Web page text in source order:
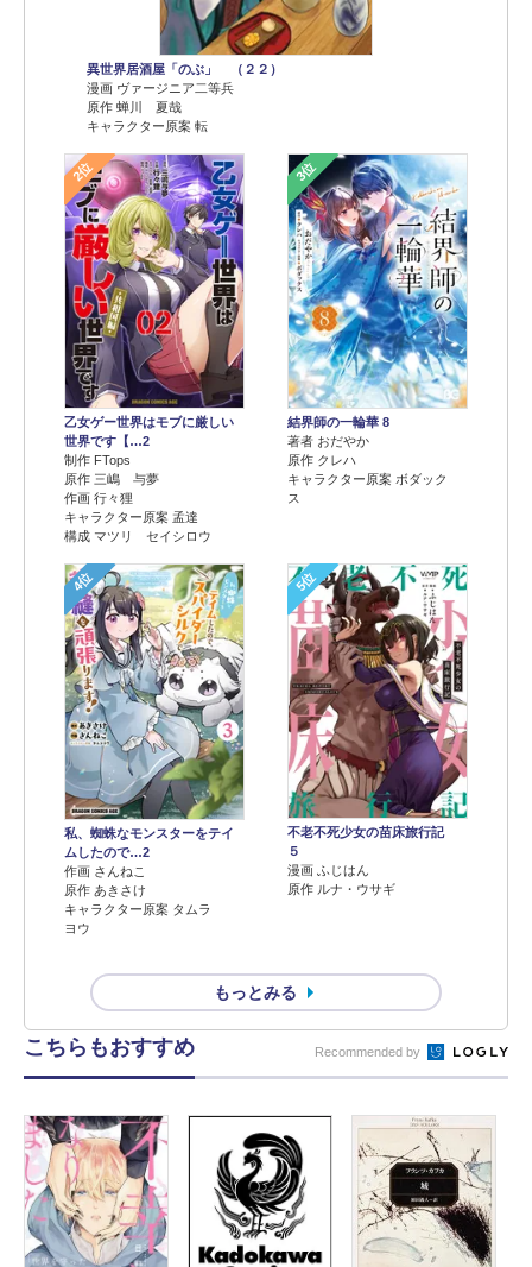
異世界居酒屋「のぶ」 （２２）
漫画 ヴァージニア二等兵
原作 蝉川 夏哉
キャラクター原案 転
2位
乙女ゲー世界はモブに厳しい
世界です【…2
制作 FTops
原作 三嶋 与夢
作画 行々狸
キャラクター原案 孟達
構成 マツリ セイシロウ
3位
結界師の一輪華 8
著者 おだやか
原作 クレハ
キャラクター原案 ボダック
ス
4位
私、蜘蛛なモンスターをテイ
ムしたので…2
作画 さんねこ
原作 あきさけ
キャラクター原案 タムラ
ヨウ
5位
不老不死少女の苗床旅行記
５
漫画 ふじはん
原作 ルナ・ウサギ
もっとみる
こちらもおすすめ Recommended by